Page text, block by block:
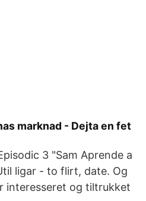
marknad - Dejta en fet
3 "Sam Aprende a
ligar - to flirt, date. Og
interesseret og tiltrukket